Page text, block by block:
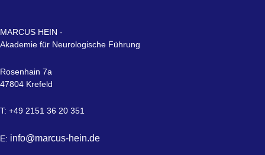
MARCUS HEIN -
Akademie für Neurologische Führung
Rosenhain 7a
47804 Krefeld
T: +49 2151 36 20 351
E: info@marcus-hein.de